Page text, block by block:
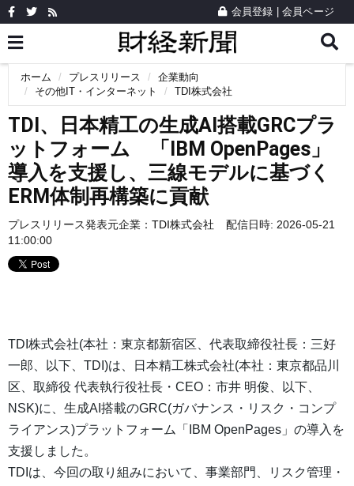
会員登録 会員ページ
ホーム プレスリリース
企業動向
その他IT・インターネット
TDI株式会社
TDI、日本精工の生成AI搭載GRCプラ
ットフォーム 「IBM OpenPages」
導入を支援し、三線モデルに基づく
ERM体制再構築に貢献
プレスリリース発表元企業： TDI株式会社
配信日時: 2026-05-21
11:00:00
TDI株式会社(本社：東京都新宿区、代表取締役社長：三好
一郎、以下、TDI)は、日本精工株式会社(本社：東京都品川
区、取締役 代表執行役社長・CEO：市井 明俊、以下、
NSK)に、生成AI搭載のGRC(ガバナンス・リスク・コンプ
ライアンス)プラットフォーム「IBM OpenPages」の導入を
支援しました。
TDIは、今回の取り組みにおいて、事業部門、リスク管理・